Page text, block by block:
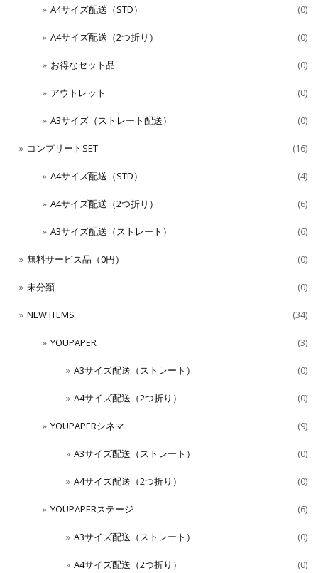
A4サイズ配送（STD） (0)
A4サイズ配送（2つ折り） (0)
お得なセット品 (0)
アウトレット (0)
A3サイズ（ストレート配送） (0)
コンプリートSET (16)
A4サイズ配送（STD） (4)
A4サイズ配送（2つ折り） (6)
A3サイズ配送（ストレート） (6)
無料サービス品（0円） (0)
未分類 (0)
NEW ITEMS (34)
YOUPAPER (3)
A3サイズ配送（ストレート） (0)
A4サイズ配送（2つ折り） (0)
YOUPAPERシネマ (9)
A3サイズ配送（ストレート） (0)
A4サイズ配送（2つ折り） (0)
YOUPAPERステージ (6)
A3サイズ配送（ストレート） (0)
A4サイズ配送（2つ折り） (0)